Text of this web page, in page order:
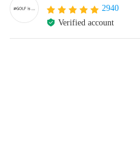
2940
Verified account